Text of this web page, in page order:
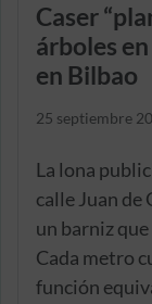
Caser
árboles
en Bilbao
25 septiembre
La lona
calle Juan de
un barniz
Cada metro
función